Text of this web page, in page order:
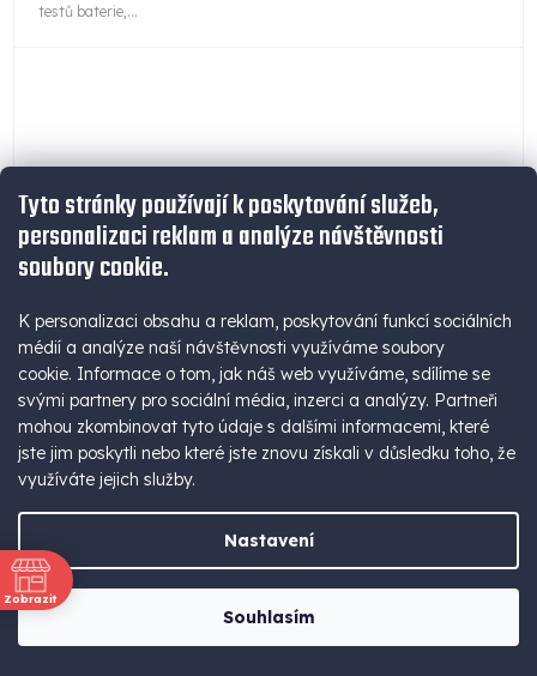
Tyto stránky používají k poskytování služeb,
personalizaci reklam a analýze návštěvnosti
soubory cookie.
K personalizaci obsahu a reklam, poskytování funkcí sociálních
médií a analýze naší návštěvnosti využíváme soubory
cookie. Informace o tom, jak náš web využíváme, sdílíme se
svými partnery pro sociální média, inzerci a analýzy. Partneři
mohou zkombinovat tyto údaje s dalšími informacemi, které
jste jim poskytli nebo které jste znovu získali v důsledku toho, že
využíváte jejich služby.
Nastavení
Souhlasím
testů baterie,...
Venkovní solární LED světlo D15 SET
(6ks)
990 Kč bez DPH
1 198 Kč
Měrná
cena:
199,67 Kč / 1 ks
Detail
Zobrazit